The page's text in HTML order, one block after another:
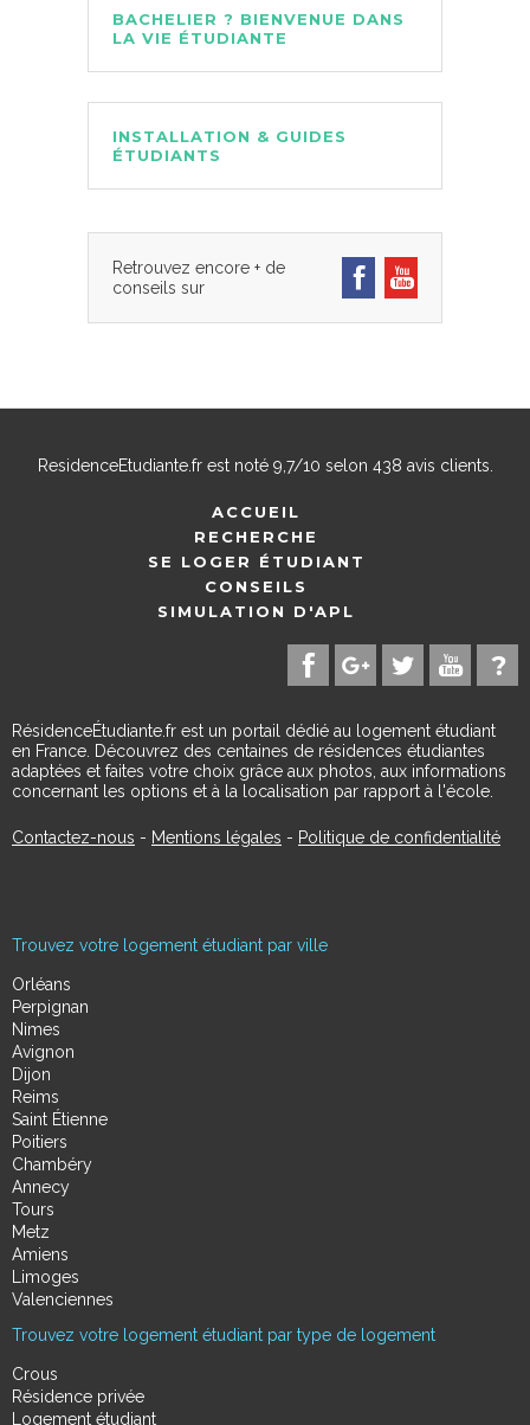
BACHELIER ? BIENVENUE DANS
LA VIE ÉTUDIANTE
INSTALLATION & GUIDES
ÉTUDIANTS
Retrouvez encore + de
conseils sur
ResidenceEtudiante.frest noté 9,7/10 selon 438 avis clients.
ACCUEIL
RECHERCHE
SE LOGER ÉTUDIANT
CONSEILS
SIMULATION D'APL
RésidenceÉtudiante.fr est un portail dédié au logement étudiant
en France. Découvrez des centaines de résidences étudiantes
adaptées et faites votre choix grâce aux photos, aux informations
concernant les options et à la localisation par rapport à l'école.
Contactez-nous - Mentions légales - Politique de confidentialité
Trouvez votre logement étudiant par ville
Orléans
Perpignan
Nimes
Avignon
Dijon
Reims
Saint Étienne
Poitiers
Chambéry
Annecy
Tours
Metz
Amiens
Limoges
Valenciennes
Trouvez votre logement étudiant par type de logement
Crous
Résidence privée
Logement étudiant